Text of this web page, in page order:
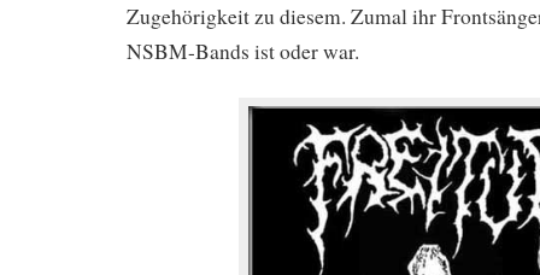
Zugehörigkeit zu diesem. Zumal ihr
NSBM-Bands ist oder war.